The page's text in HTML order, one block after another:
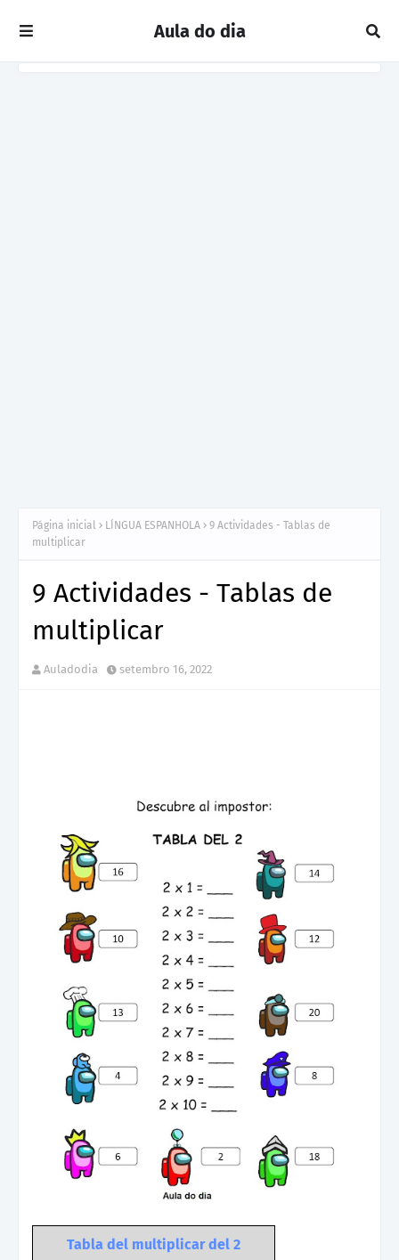
Aula do dia
Página inicial LÍNGUA ESPANHOLA
9 Actividades - Tablas de
multiplicar
9 Actividades - Tablas de
multiplicar
Auladodia setembro 16, 2022
Tabla del multiplicar del 2